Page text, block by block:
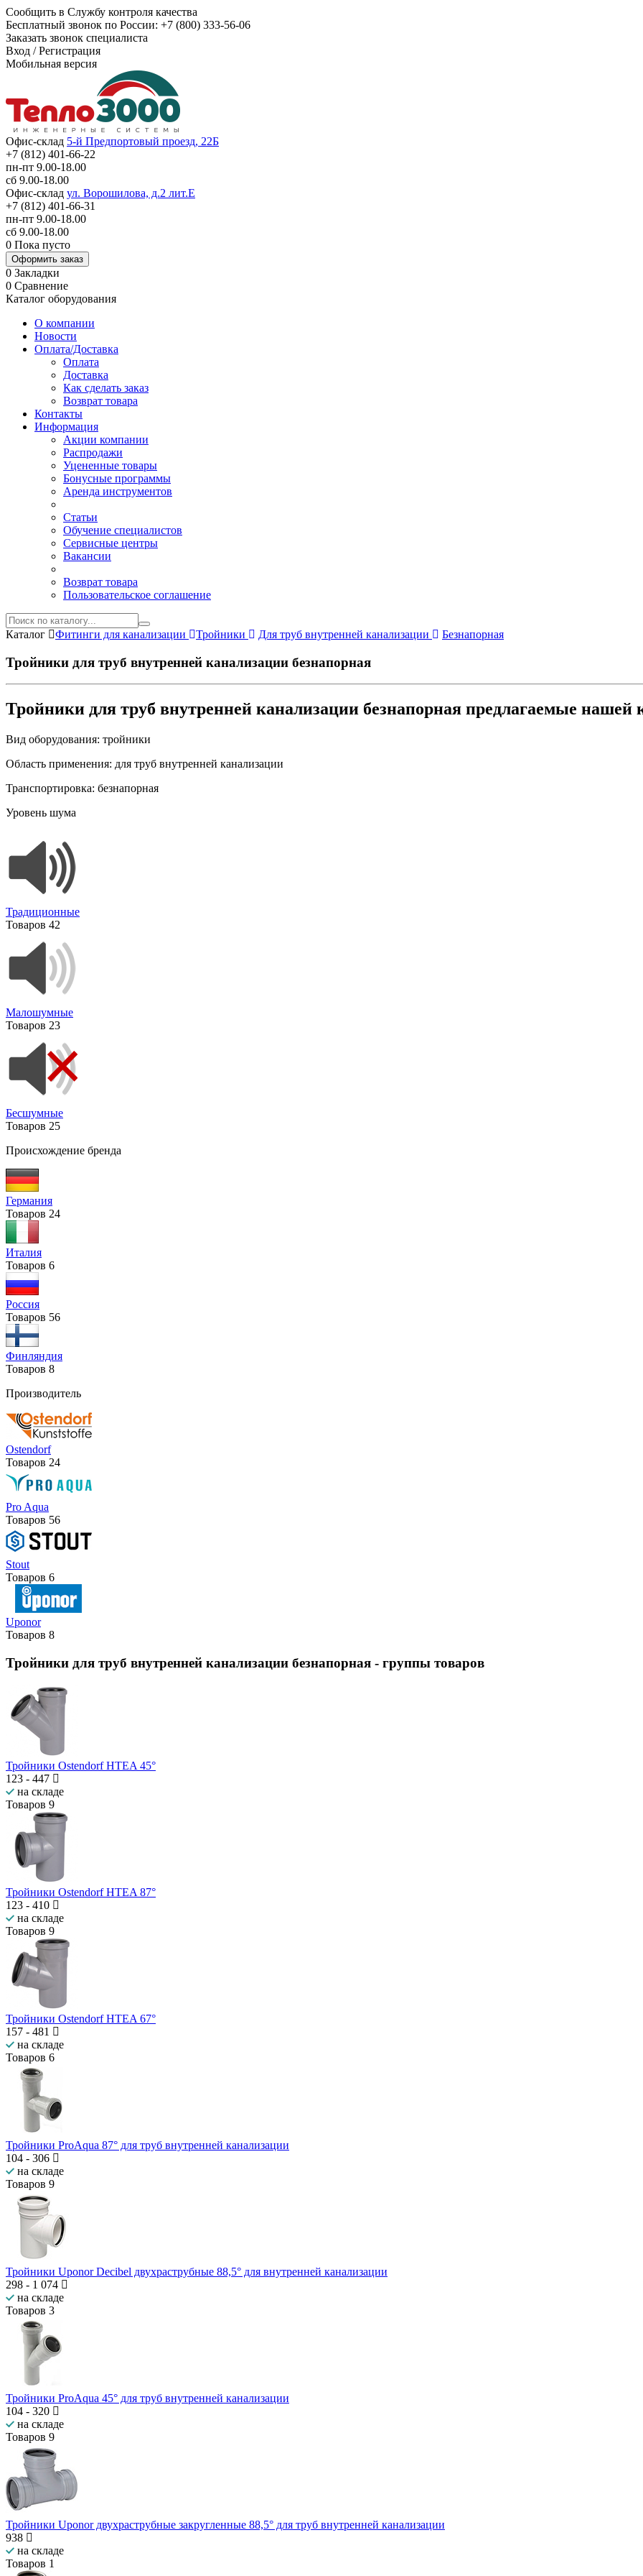
Сообщить в Службу контроля качества
Бесплатный звонок по России: +7 (800) 333-56-06
Заказать звонок специалиста
Вход /Регистрация
Мобильная версия
Офис-склад 5-й Предпортовый проезд, 22Б
+7 (812) 401-66-22
пн-пт 9.00-18.00
сб 9.00-18.00
Офис-склад ул. Ворошилова, д.2 лит.Е
+7 (812) 401-66-31
пн-пт 9.00-18.00
сб 9.00-18.00
0 Пока пусто
Оформить заказ
0 Закладки
0 Сравнение
Каталог оборудования
О компании
Новости
Оплата/Доставка
Оплата
Доставка
Как сделать заказ
Возврат товара
Контакты
Информация
Акции компании
Распродажи
Уцененные товары
Бонусные программы
Аренда инструментов
Статьи
Обучение специалистов
Сервисные центры
Вакансии
Возврат товара
Пользовательское соглашение
Каталог Фитинги для канализации Тройники Для труб внутренней канализации Безнапорная
Тройники для труб внутренней канализации безнапорная
Тройники для труб внутренней канализации безнапорная предлагаемые нашей
Вид оборудования: тройники
Область применения: для труб внутренней канализации
Транспортировка: безнапорная
Уровень шума
Традиционные
Товаров 42
Малошумные
Товаров 23
Бесшумные
Товаров 25
Происхождение бренда
Германия
Товаров 24
Италия
Товаров 6
Россия
Товаров 56
Финляндия
Товаров 8
Производитель
Ostendorf
Товаров 24
Pro Aqua
Товаров 56
Stout
Товаров 6
Uponor
Товаров 8
Тройники для труб внутренней канализации безнапорная - группы товаров
Тройники Ostendorf HTEA 45°
123 - 447
на складе
Товаров 9
Тройники Ostendorf HTEA 87°
123 - 410
на складе
Товаров 9
Тройники Ostendorf HTEA 67°
157 - 481
на складе
Товаров 6
Тройники ProAqua 87° для труб внутренней канализации
104 - 306
на складе
Товаров 9
Тройники Uponor Decibel двухраструбные 88,5° для внутренней канализации
298 - 1 074
на складе
Товаров 3
Тройники ProAqua 45° для труб внутренней канализации
104 - 320
на складе
Товаров 9
Тройники Uponor двухраструбные закругленные 88,5° для труб внутренней канализации
938
на складе
Товаров 1